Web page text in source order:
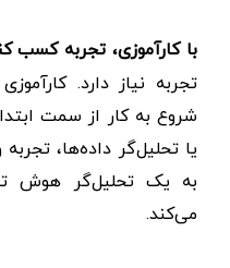
با کارآموزی، تجربه کسب
تجربه نیاز دارد.
شروع به کار از سمت
یا تحلیل‌گر داده‌ها،
به یک تحلیل‌گر هوش
می‌کند.